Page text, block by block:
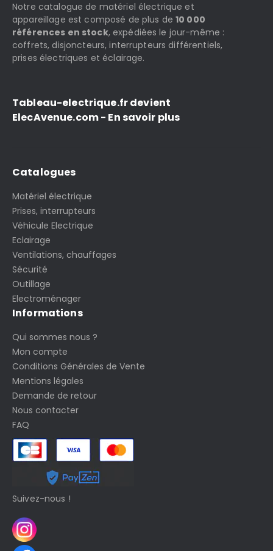
Notre catalogue de matériel électrique et
appareillage est composé de plus de10 000
références en stock, expédiées le jour-même :
coffrets, disjoncteurs, interrupteurs différentiels,
prises électriques et éclairage.
Tableau-electrique.fr devient
ElecAvenue.com - En savoir plus
Catalogues
Matériel électrique
Prises, interrupteurs
Véhicule Electrique
Eclairage
Ventilations, chauffages
Sécurité
Outillage
Electroménager
Informations
Qui sommes nous ?
Mon compte
Conditions Générales de Vente
Mentions légales
Demande de retour
Nous contacter
FAQ
Suivez-nous !